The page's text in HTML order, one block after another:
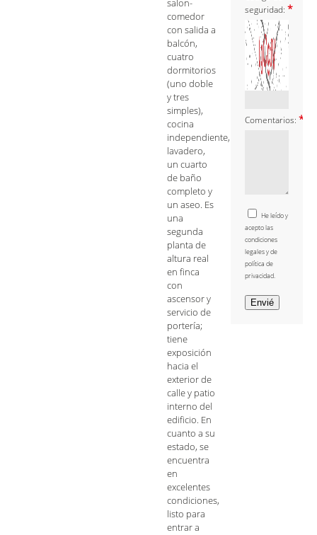
salon-
comedor
con salida a
balcón,
cuatro
dormitorios
(uno doble
y tres
simples),
cocina
independiente,
lavadero,
un cuarto
de baño
completo y
un aseo. Es
una
segunda
planta de
altura real
en finca
con
ascensor y
servicio de
portería;
tiene
exposición
hacia el
exterior de
calle y patio
interno del
edificio. En
cuanto a su
estado, se
encuentra
en
excelentes
condiciones,
listo para
entrar a
seguridad: *
Comentarios: *
He leído y
acepto las
condiciones
legales y de
política de
privacidad.